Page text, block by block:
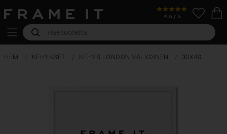
HEM KEHYKSET KEHYS LONDON VALKOINEN 30X40